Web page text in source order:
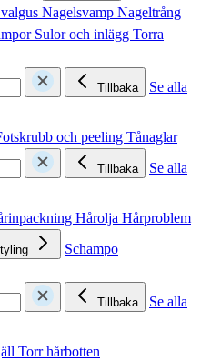
Nagelsvamp Nageltrång
Sulor och inlägg Torra
Tillbaka
Se alla
och peeling Tånaglar
Tillbaka
Se alla
Hårolja Hårproblem
Schampo
Tillbaka
Se alla
Torr hårbotten